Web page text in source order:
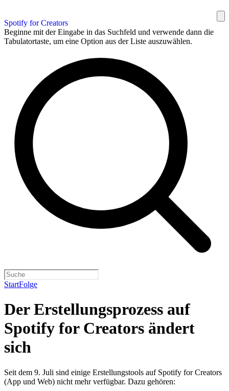
Spotify for Creators
Beginne mit der Eingabe in das Suchfeld und verwende dann die
Tabulatortaste, um eine Option aus der Liste auszuwählen.
StartFolge
Der Erstellungsprozess auf
Spotify for Creators ändert
sich
Seit dem 9. Juli sind einige Erstellungstools auf Spotify for Creators
(App und Web) nicht mehr verfügbar. Dazu gehören: